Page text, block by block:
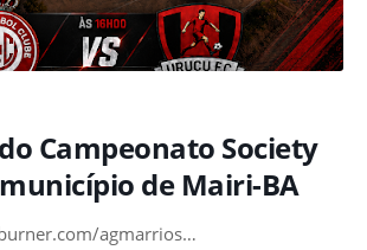
Campeonato Society
de Mairi-BA
agmarrios…